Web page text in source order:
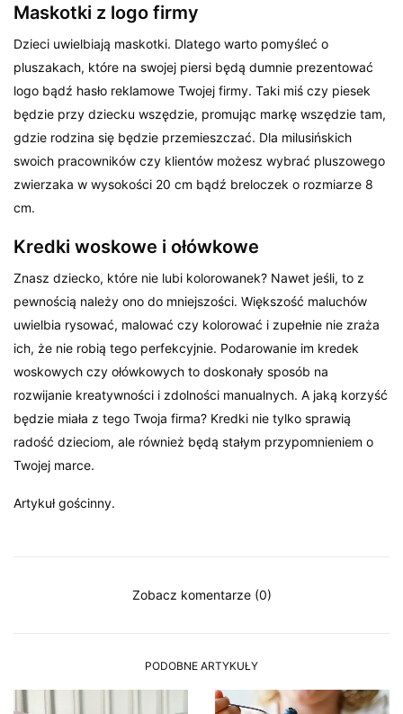
Maskotki z logo firmy
Dzieci uwielbiają maskotki. Dlatego warto pomyśleć o
pluszakach, które na swojej piersi będą dumnie prezentować
logo bądź hasło reklamowe Twojej firmy. Taki miś czy piesek
będzie przy dziecku wszędzie, promując markę wszędzie tam,
gdzie rodzina się będzie przemieszczać. Dla milusińskich
swoich pracowników czy klientów możesz wybrać pluszowego
zwierzaka w wysokości 20 cm bądź breloczek o rozmiarze 8
cm.
Kredki woskowe i ołówkowe
Znasz dziecko, które nie lubi kolorowanek? Nawet jeśli, to z
pewnością należy ono do mniejszości. Większość maluchów
uwielbia rysować, malować czy kolorować i zupełnie nie zraża
ich, że nie robią tego perfekcyjnie. Podarowanie im kredek
woskowych czy ołówkowych to doskonały sposób na
rozwijanie kreatywności i zdolności manualnych. A jaką korzyść
będzie miała z tego Twoja firma? Kredki nie tylko sprawią
radość dzieciom, ale również będą stałym przypomnieniem o
Twojej marce.
Artykuł gościnny.
Zobacz komentarze (0)
PODOBNE ARTYKUŁY